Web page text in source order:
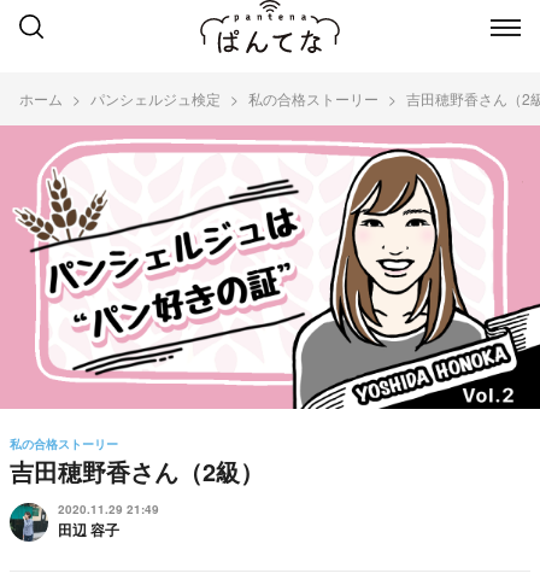
ホーム パンシェルジュ検定 私の合格ストーリー 吉田穂野香さん（2
私の合格ストーリー
吉田穂野香さん（2級）
2020.11.29 21:49
田辺 容子